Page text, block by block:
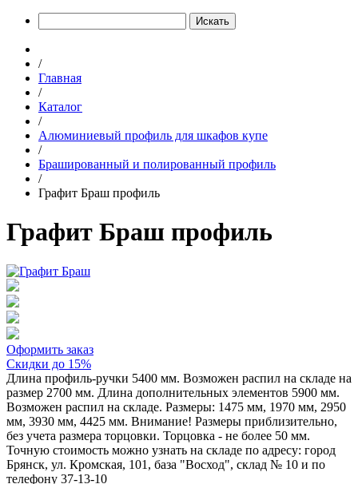
Искать
/
Главная
/
Каталог
/
Алюминиевый профиль для шкафов купе
/
Брашированный и полированный профиль
/
Графит Браш профиль
Графит Браш профиль
Оформить заказ
Скидки до 15%
Длина профиль-ручки 5400 мм. Возможен распил на складе на
размер 2700 мм. Длина дополнительных элементов 5900 мм.
Возможен распил на складе. Размеры: 1475 мм, 1970 мм, 2950
мм, 3930 мм, 4425 мм. Внимание! Размеры приблизительно,
без учета размера торцовки. Торцовка - не более 50 мм.
Точную стоимость можно узнать на складе по адресу: город
Брянск, ул. Кромская, 101, база "Восход", склад № 10 и по
телефону 37-13-10